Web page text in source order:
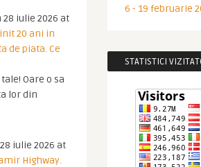
28 iulie 2026 at
20 ani in
de piata. Ce
Oare o sa
lor din
28 iulie 2026 at
Highway.
6 - 19 februarie
STATISTICI